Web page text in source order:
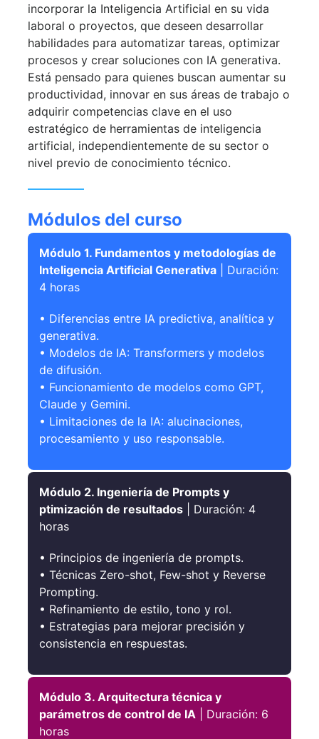
incorporar la Inteligencia Artificial en su vida
laboral o proyectos, que deseen desarrollar
habilidades para automatizar tareas, optimizar
procesos y crear soluciones con IA generativa.
Está pensado para quienes buscan aumentar su
productividad, innovar en sus áreas de trabajo o
adquirir competencias clave en el uso
estratégico de herramientas de inteligencia
artificial, independientemente de su sector o
nivel previo de conocimiento técnico.
Módulos del curso
Módulo 1. Fundamentos y metodologías de
Inteligencia Artificial Generativa | Duración:
4 horas
• Diferencias entre IA predictiva, analítica y
generativa.
• Modelos de IA: Transformers y modelos
de difusión.
• Funcionamiento de modelos como GPT,
Claude y Gemini.
• Limitaciones de la IA: alucinaciones,
procesamiento y uso responsable.
Módulo 2. Ingeniería de Prompts y
ptimización de resultados | Duración: 4
horas
• Principios de ingeniería de prompts.
• Técnicas Zero-shot, Few-shot y Reverse
Prompting.
• Refinamiento de estilo, tono y rol.
• Estrategias para mejorar precisión y
consistencia en respuestas.
Módulo 3. Arquitectura técnica y
parámetros de control de IA | Duración: 6
horas